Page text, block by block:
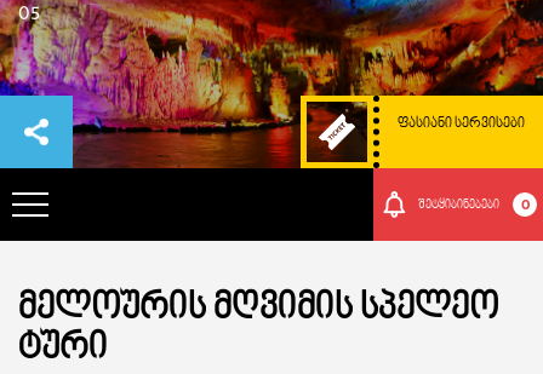
05
ᲤᲐᲡᲘᲐᲜᲘ ᲡᲔᲠᲕᲘᲡᲔᲑᲘ
ᲗᲐᲕᲒᲐᲓᲐᲡᲐᲕᲚᲔᲑᲘ
შეტყიბინებები 0
ᲛᲔᲚᲝᲣᲠᲘᲡ ᲛᲦᲕᲘᲛᲘᲡ ᲡᲞᲔᲚᲔᲝ
ᲢᲣᲠᲘ